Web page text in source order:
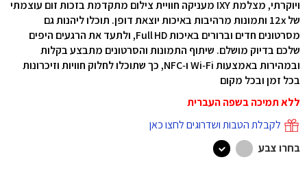
ויוקרתי, מצלמת IXY מעניקה חוויית צילום מתקדמת בזכות זום עוצמתי
של ‎12x‎ ותמונות מרהיבות באיכות יוצאת דופן. תוכלו ליהנות גם
מסרטונים חדים וברורים באיכות ‎Full HD‎, ולתעד את הרגעים היפים
שלכם בדיוק מושלם. שיתוף התמונות והסרטונים מתבצע בקלות
ובמהירות באמצעות ‎Wi‑Fi‎ ו‑‎NFC‎, כך שתוכלו לחלוק חוויות וזיכרונות
בכל זמן ובכל מקום
ללא תמיכה בשפה העברית
לקבלת הטבות ושדרוגים לחצו כאן
בחרו צבע